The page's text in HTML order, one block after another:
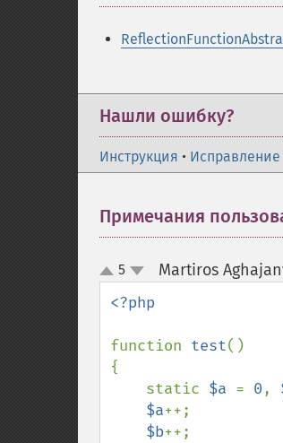
Нашли ошибку?
Инструкция • Исправление
Примечания
up
down
5 Martiros
<?php
function test()
{
    static
$a = 0,
$a++;
$b++;